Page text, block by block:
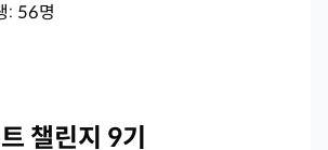
: 56명
챌린지 9기